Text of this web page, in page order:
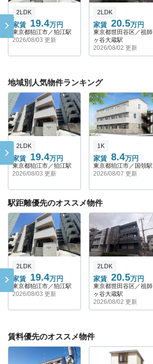
家賃 19.4万円
2LDK
東京都狛江市／狛江駅
2026/08/03 更新
家賃 20.5万円
2LDK
東京都世田谷区／祖師
ヶ谷大蔵駅
2026/08/02 更新
地域別人気物件ランキング
家賃 19.4万円
2LDK
東京都狛江市／狛江駅
2026/08/03 更新
家賃 8.4万円
1K
東京都狛江市／国領駅
2026/08/07 更新
駅距離優先のオススメ物件
家賃 19.4万円
2LDK
東京都狛江市／狛江駅
2026/08/03 更新
家賃 20.5万円
2LDK
東京都世田谷区／祖師
ヶ谷大蔵駅
2026/08/02 更新
賃料優先のオススメ物件